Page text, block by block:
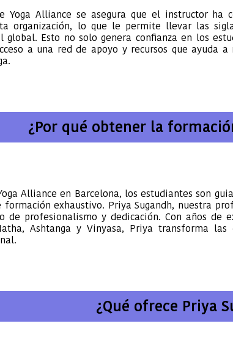
Yoga Alliance se asegura que el instructor
organización, lo que le permite llevar las
global. Esto no solo genera confianza en los
a una red de apoyo y recursos que ayuda
¿Por qué obtener la
Alliance en Barcelona, los estudiantes son
formación exhaustivo. Priya Sugandh, nuestra
de profesionalismo y dedicación. Con años
Ashtanga y Vinyasa, Priya transforma
¿Qué ofrece Priya